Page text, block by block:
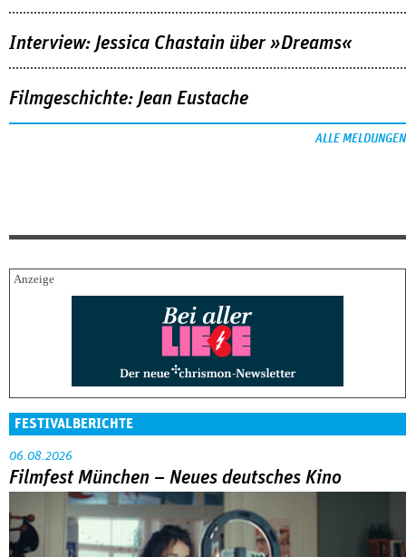
Interview: Jessica Chastain über »Dreams«
Filmgeschichte: Jean Eustache
ALLE MELDUNGEN
FESTIVALBERICHTE
06.08.2026
Filmfest München – Neues deutsches Kino